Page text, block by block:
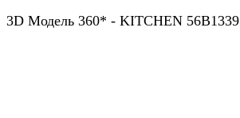
3D Модель 360* - KITCHEN 56B1339